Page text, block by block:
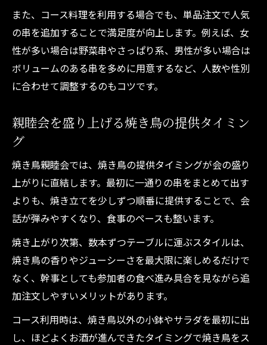
また、コース料理を利用する場合でも、単品注文で人気
の串を追加することで満足度が向上します。例えば、女
性が多い場合は野菜串やさっぱり系、男性が多い場合は
ボリュームのある串を多めに用意するなど、人数や性別
に合わせて調整するのもコツです。
親睦会を盛り上げる焼き鳥の提供タイミン
グ
焼き鳥親睦会では、焼き鳥の提供タイミングが会の盛り
上がりに直結します。最初に一通りの串をまとめて出す
よりも、焼き立てを少しずつ順番に提供することで、会
話が弾みやすくなり、食事のペースも整います。
焼き上がり次第、数本ずつテーブルに運ぶスタイルは、
焼き鳥の香りやジューシーさを最大限に楽しめるだけで
なく、幹事としても参加者の食べ進み具合を見ながら追
加注文しやすいメリットがあります。
コース利用時は、焼き鳥以外の小鉢やサラダを最初に出
し、ほどよくお酒が進んできたタイミングで焼き鳥をス